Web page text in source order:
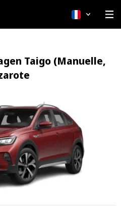
Français
Taigo (Manuelle,